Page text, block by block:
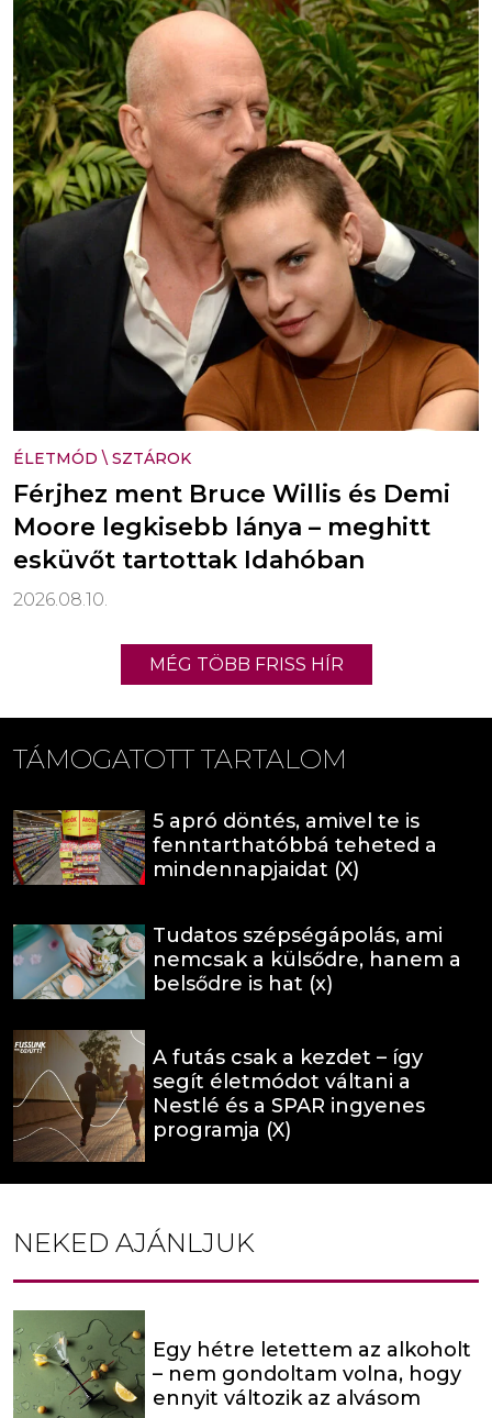
ÉLETMÓD \ SZTÁROK
Férjhez ment Bruce Willis és Demi
Moore legkisebb lánya – meghitt
esküvőt tartottak Idahóban
2026.08.10.
MÉG TÖBB FRISS HÍR
TÁMOGATOTT TARTALOM
5 apró döntés, amivel te is
fenntarthatóbbá teheted a
mindennapjaidat (X)
Tudatos szépségápolás, ami
nemcsak a külsődre, hanem a
belsődre is hat (x)
A futás csak a kezdet – így
segít életmódot váltani a
Nestlé és a SPAR ingyenes
programja (X)
NEKED AJÁNLJUK
Egy hétre letettem az alkoholt
– nem gondoltam volna, hogy
ennyit változik az alvásom